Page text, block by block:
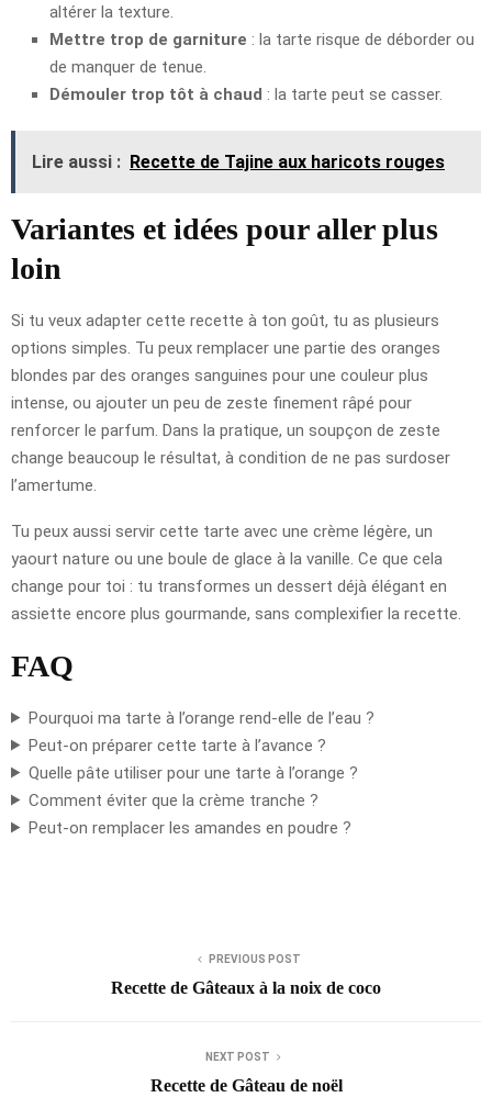
altérer la texture.
Mettre trop de garniture : la tarte risque de déborder ou
de manquer de tenue.
Démouler trop tôt à chaud : la tarte peut se casser.
Lire aussi : Recette de Tajine aux haricots rouges
Variantes et idées pour aller plus
loin
Si tu veux adapter cette recette à ton goût, tu as plusieurs
options simples. Tu peux remplacer une partie des oranges
blondes par des oranges sanguines pour une couleur plus
intense, ou ajouter un peu de zeste finement râpé pour
renforcer le parfum. Dans la pratique, un soupçon de zeste
change beaucoup le résultat, à condition de ne pas surdoser
l’amertume.
Tu peux aussi servir cette tarte avec une crème légère, un
yaourt nature ou une boule de glace à la vanille. Ce que cela
change pour toi : tu transformes un dessert déjà élégant en
assiette encore plus gourmande, sans complexifier la recette.
FAQ
Pourquoi ma tarte à l’orange rend-elle de l’eau ?
Peut-on préparer cette tarte à l’avance ?
Quelle pâte utiliser pour une tarte à l’orange ?
Comment éviter que la crème tranche ?
Peut-on remplacer les amandes en poudre ?
PREVIOUS POST
Recette de Gâteaux à la noix de coco
NEXT POST
Recette de Gâteau de noël